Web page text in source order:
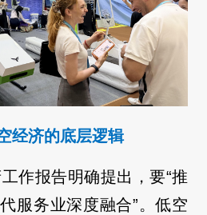
经济的底层逻辑
作报告明确提出，要“推
服务业深度融合”。低空